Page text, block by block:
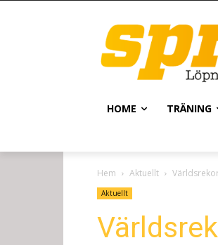
HOME TRÄNING
Hem Aktuellt
Aktuellt